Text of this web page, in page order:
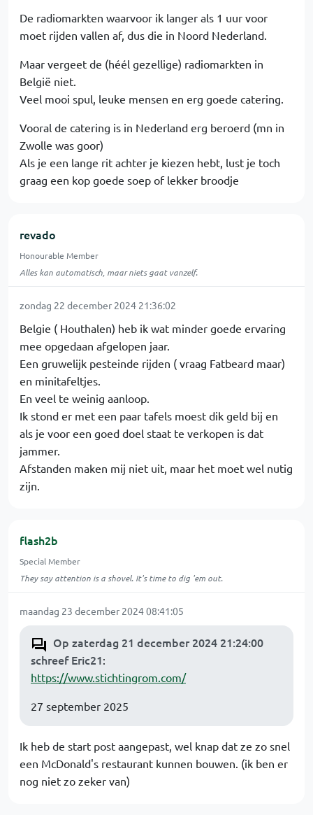
De radiomarkten waarvoor ik langer als 1 uur voor
moet rijden vallen af, dus die in Noord Nederland.
Maar vergeet de (héél gezellige) radiomarkten in
België niet.
Veel mooi spul, leuke mensen en erg goede catering.
Vooral de catering is in Nederland erg beroerd (mn in
Zwolle was goor)
Als je een lange rit achter je kiezen hebt, lust je toch
graag een kop goede soep of lekker broodje
revado
Honourable Member
Alles kan automatisch, maar niets gaat vanzelf.
zondag 22 december 2024 21:36:02
Belgie ( Houthalen) heb ik wat minder goede ervaring
mee opgedaan afgelopen jaar.
Een gruwelijk pesteinde rijden ( vraag Fatbeard maar)
en minitafeltjes.
En veel te weinig aanloop.
Ik stond er met een paar tafels moest dik geld bij en
als je voor een goed doel staat te verkopen is dat
jammer.
Afstanden maken mij niet uit, maar het moet wel nutig
zijn.
flash2b
Special Member
They say attention is a shovel. It's time to dig 'em out.
maandag 23 december 2024 08:41:05
Op zaterdag 21 december 2024 21:24:00
schreef Eric21:
https://www.stichtingrom.com/
27 september 2025
Ik heb de start post aangepast, wel knap dat ze zo snel
een McDonald's restaurant kunnen bouwen. (ik ben er
nog niet zo zeker van)